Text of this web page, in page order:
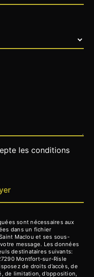
les conditions
sont nécessaires aux
dans un fichier
Maclou et ses sous-
message. Les données
destinataires suivants:
Montfort-sur-Risle
de droits d’accès, de
de limitation, d’opposition,